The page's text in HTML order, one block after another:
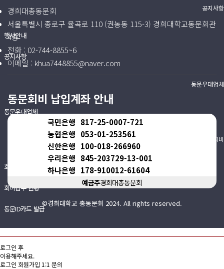
공지사항
행사안내
공지사항
동문우대업체
동문우대업체
동문회비
회비 안내
회비납부 현황
동문ID카드 발급
경희대총동문회
서울특별시 종로구 율곡로 110 (권농동 115-3) 경희대학교동문회관
4층
전화 : 02-744-8855~6
이메일 : khua7448855@naver.com
동문회비 납입계좌 안내
국민은행 817-25-0007-721
농협은행 053-01-253561
신한은행 100-018-266960
우리은행 845-203729-13-001
하나은행 178-910012-61604
예금주경희대총동문회
©경희대학교 총동문회 2024. All rights reserved.
로그인 후
이용해주세요.
로그인 회원가입 1:1 문의